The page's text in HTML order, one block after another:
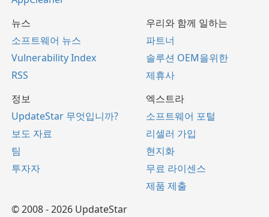
뉴스
소프트웨어 뉴스
Vulnerability Index
RSS
우리와 함께 일하는
파트너
솔루션 OEM을위한
제휴사
정보
UpdateStar 무엇입니까?
보도 자료
팀
투자자
엑스트라
소프트웨어 포털
리셀러 가입
현지화
무료 라이센스
제품 제출
© 2008 - 2026 UpdateStar